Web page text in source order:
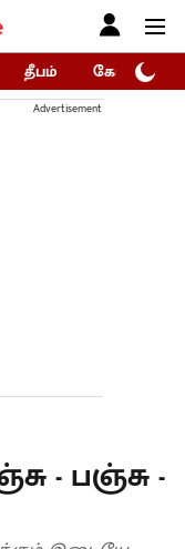
தீபம் கோகுலம்/
Advertisement
- பஞ்சு -